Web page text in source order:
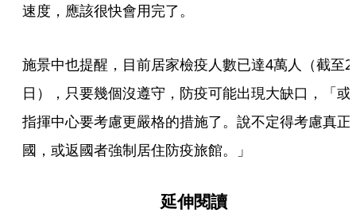
速度，應該很快會用完了。
施景中也提醒，目前居家檢疫人數已達4萬人（截至
日），只要幾個沒遵守，防疫可能出現大缺口，「或
指揮中心要考慮更嚴格的措施了。說不定得考慮真正
國，或返國者強制居住防疫旅館。」
延伸閱讀